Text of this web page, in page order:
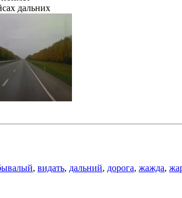
дальних
, видать, дальний, дорога, жажда,